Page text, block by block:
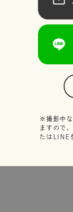
※撮影中な
ますので
たはLINE